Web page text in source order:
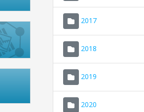
2017
2018
2019
2020